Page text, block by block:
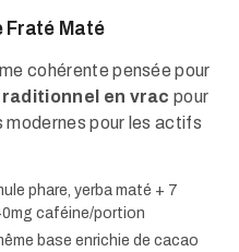
Fraté Maté
cohérente pensée pour
en vrac pour
modernes pour les actifs
phare, yerba maté + 7
caféine/portion
base enrichie de cacao